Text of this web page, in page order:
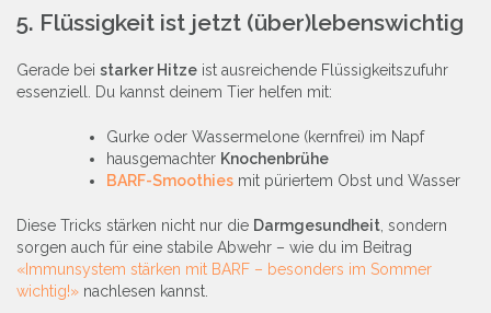
5. Flüssigkeit ist jetzt (über)lebenswichtig
Gerade bei starker Hitze ist ausreichende Flüssigkeitszufuhr
essenziell. Du kannst deinem Tier helfen mit:
Gurke oder Wassermelone (kernfrei) im Napf
hausgemachter Knochenbrühe
BARF-Smoothies mit püriertem Obst und Wasser
Diese Tricks stärken nicht nur die Darmgesundheit , sondern
sorgen auch für eine stabile Abwehr – wie du im Beitrag
«Immunsystem stärken mit BARF – besonders im Sommer
wichtig!» nachlesen kannst.